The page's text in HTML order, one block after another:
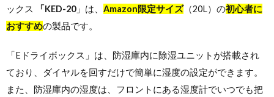
ックス
「KED-20」は、 Amazon限定サイズ（20L）の初心者に
おすすめの製品です。
「Eドライボックス」は、防湿庫内に除湿ユニットが搭載され
ており、ダイヤルを回すだけで簡単に湿度の設定ができます。
また、防湿庫内の湿度は、フロントにある湿度計でいつでも把